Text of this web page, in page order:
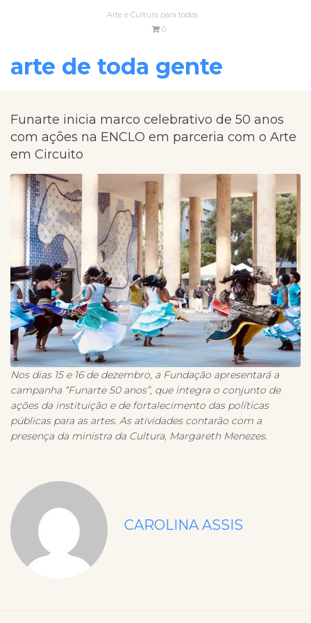
Arte e Cultura para todos
0
arte de toda gente
Funarte inicia marco celebrativo de 50 anos
com ações na ENCLO em parceria com o Arte
em Circuito
Nos dias 15 e 16 de dezembro, a Fundação apresentará a
campanha “Funarte 50 anos”, que integra o conjunto de
ações da instituição e de fortalecimento das políticas
públicas para as artes. As atividades contarão com a
presença da ministra da Cultura, Margareth Menezes.
CAROLINA ASSIS